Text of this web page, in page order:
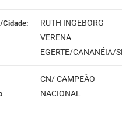
RUTH INGEBORG
VERENA
EGERTE/CANANÉIA/
CN/ CAMPEÃO
NACIONAL